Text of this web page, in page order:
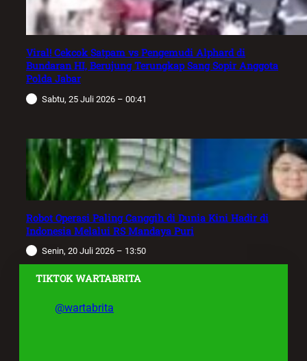
Viral! Cekcok Satpam vs Pengemudi Alphard di
Bundaran HI, Berujung Terungkap Sang Sopir Anggota
Polda Jabar
Sabtu, 25 Juli 2026 – 00:41
Robot Operasi Paling Canggih di Dunia Kini Hadir di
Indonesia Melalui RS Mandaya Puri
Senin, 20 Juli 2026 – 13:50
TIKTOK WARTABRITA
@wartabrita